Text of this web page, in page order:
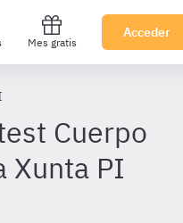
Mes gratis
Acceder
Cuerpo
Xunta PI